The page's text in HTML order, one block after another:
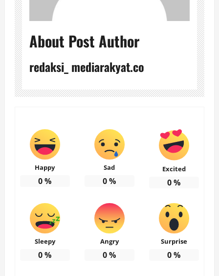
About Post Author
redaksi_ mediarakyat.co
Happy
0%
Sad
0%
Excited
0%
Sleepy
0%
Angry
0%
Surprise
0%